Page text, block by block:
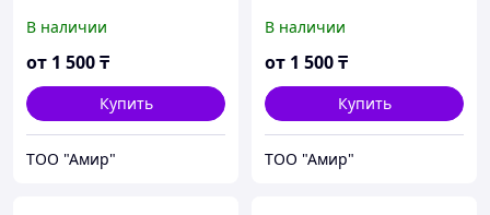
В наличии
от 1 500₸
Купить
ТОО "Амир"
В наличии
от 1 500₸
Купить
ТОО "Амир"